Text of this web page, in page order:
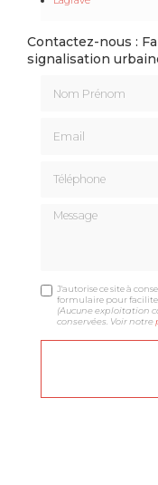
Contactez-nous :
signalisation
Message
J'autorise ce site à
formulaire pour
(Aucune exploitation
conservées. Voir notre